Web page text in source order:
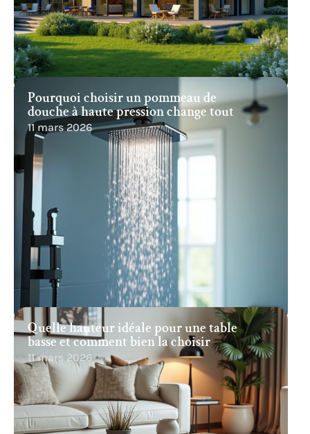
Pourquoi choisir un pommeau de
douche à haute pression change tout
11 mars 2026
Quelle hauteur idéale pour une table
basse et comment bien la choisir
11 mars 2026